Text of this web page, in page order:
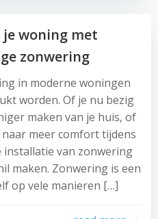
woning met
zonwering
in moderne woningen
worden. Of je nu bezig
maken van je huis, of
meer comfort tijdens
installatie van zonwering
maken. Zonwering is een
op vele manieren […]